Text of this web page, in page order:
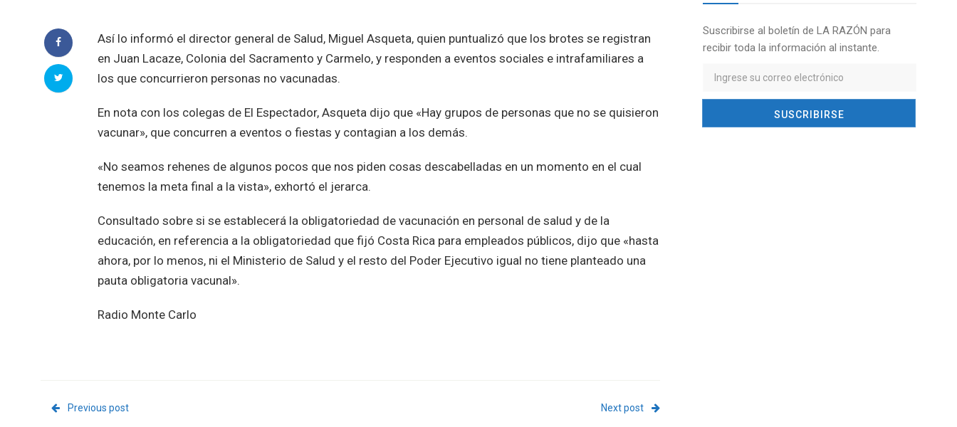
Así lo informó el director general de Salud, Miguel Asqueta, quien puntualizó que los brotes se registran
en Juan Lacaze, Colonia del Sacramento y Carmelo, y responden a eventos sociales e intrafamiliares a
los que concurrieron personas no vacunadas.
En nota con los colegas de El Espectador, Asqueta dijo que «Hay grupos de personas que no se quisieron
vacunar», que concurren a eventos o fiestas y contagian a los demás.
«No seamos rehenes de algunos pocos que nos piden cosas descabelladas en un momento en el cual
tenemos la meta final a la vista», exhortó el jerarca.
Consultado sobre si se establecerá la obligatoriedad de vacunación en personal de salud y de la
educación, en referencia a la obligatoriedad que fijó Costa Rica para empleados públicos, dijo que «hasta
ahora, por lo menos, ni el Ministerio de Salud y el resto del Poder Ejecutivo igual no tiene planteado una
pauta obligatoria vacunal».
Radio Monte Carlo
Previous post Next post
Suscribirse al boletín de LA RAZÓN para
recibir toda la información al instante.